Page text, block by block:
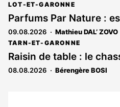
LOT-ET-GARONNE
Parfums Par Nature :
09.08.2026 Mathieu DAL’ ZOVO
TARN-ET-GARONNE
Raisin de table : le
08.08.2026 Bérengère BOSI